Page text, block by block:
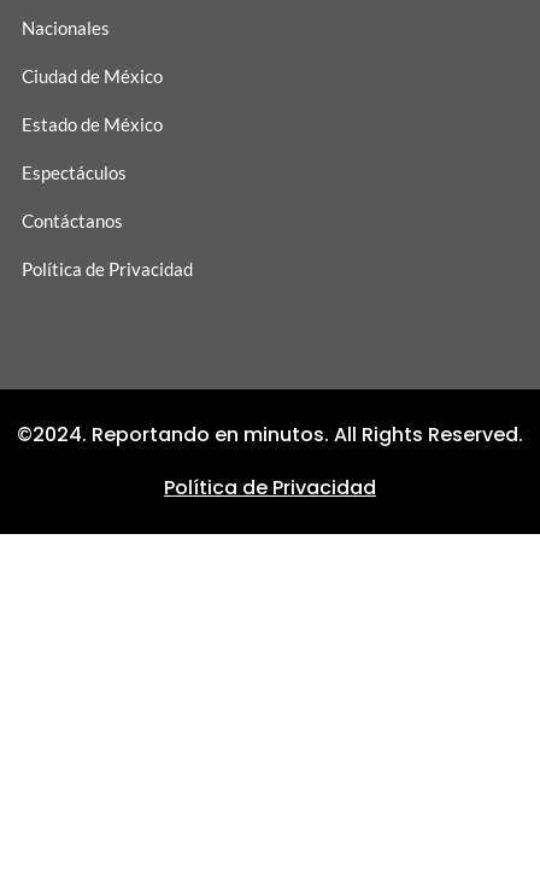
Nacionales
Ciudad de México
Estado de México
Espectáculos
Contáctanos
Política de Privacidad
©2024. Reportando en minutos. All Rights Reserved.
Política de Privacidad